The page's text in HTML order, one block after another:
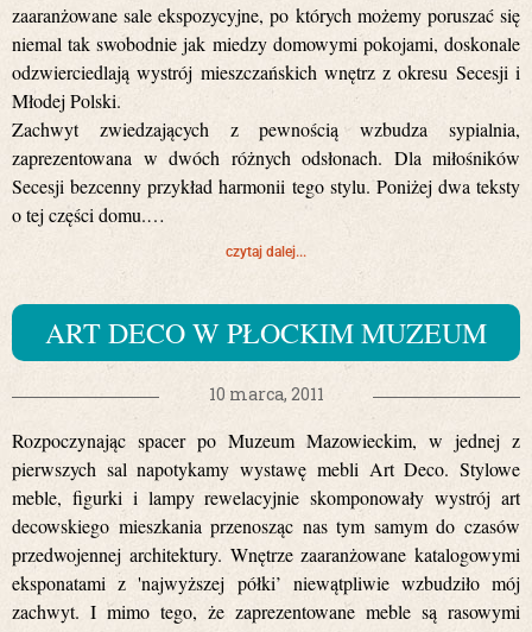
zaaranżowane sale ekspozycyjne, po których możemy poruszać się
niemal tak swobodnie jak miedzy domowymi pokojami, doskonale
odzwierciedlają wystrój mieszczańskich wnętrz z okresu Secesji i
Młodej Polski.
Zachwyt zwiedzających z pewnością wzbudza sypialnia,
zaprezentowana w dwóch różnych odsłonach. Dla miłośników
Secesji bezcenny przykład harmonii tego stylu. Poniżej dwa teksty
o tej części domu.…
czytaj dalej...
ART DECO W PŁOCKIM MUZEUM
10 marca, 2011
Rozpoczynając spacer po Muzeum Mazowieckim, w jednej z
pierwszych sal napotykamy wystawę mebli Art Deco. Stylowe
meble, figurki i lampy rewelacyjnie skomponowały wystrój art
decowskiego mieszkania przenosząc nas tym samym do czasów
przedwojennej architektury. Wnętrze zaaranżowane katalogowymi
eksponatami z 'najwyższej półki’ niewątpliwie wzbudziło mój
zachwyt. I mimo tego, że zaprezentowane meble są rasowymi